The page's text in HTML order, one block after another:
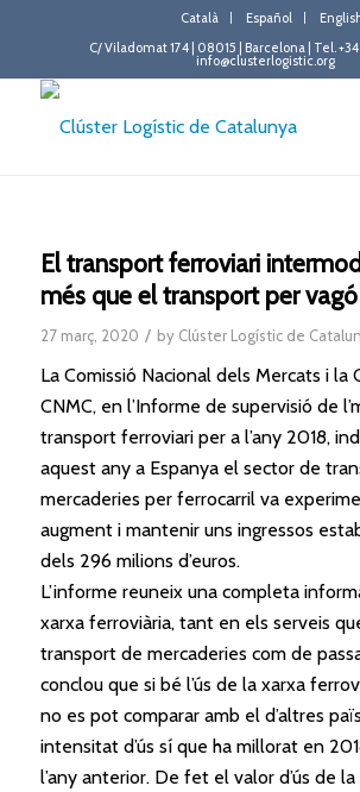
Català Español
C/ Viladomat 174 | 08015 | Barcelona | Tel. +34
info@clusterlogistic.org
El transport ferroviari
més que el transport per
27 març, 2020 / by Clúster Logístic de
La Comissió Nacional dels Mercats i la
CNMC, en l’Informe de supervisió de
transport ferroviari per a l’any 2018,
aquest any a Espanya elsector de
mercaderies per ferrocarril va
augment i mantenir uns ingressos
dels 296 milions d’euros.
L’informe reuneix una completa
xarxa ferroviària, tant en els serveis
transport de mercaderies com de
conclou que si bé l’ús de la xarxa
no es pot comparar amb eld’altres
intensitat d’ús sí que ha millorat en
l’any anterior. De fet elvalor d’ús de